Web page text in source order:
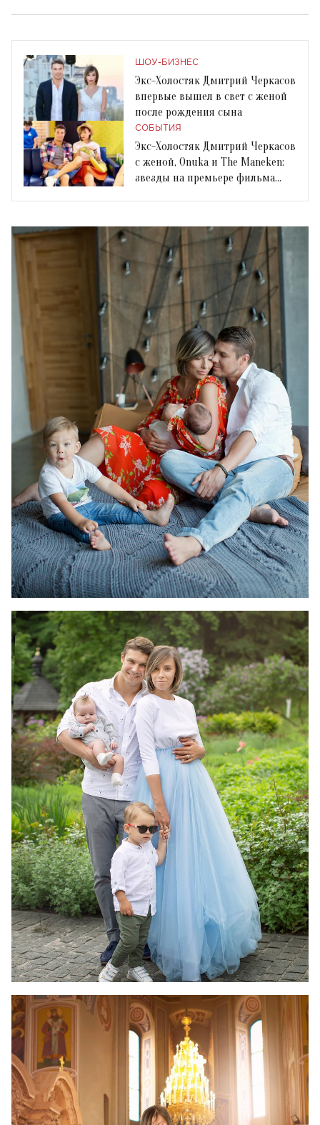
ШОУ-БИЗНЕС
Экс-Холостяк Дмитрий Черкасов
впервые вышел в свет с женой
после рождения сына
СОБЫТИЯ
Экс-Холостяк Дмитрий Черкасов
с женой, Onuka и The Maneken:
звезды на премьере фильма